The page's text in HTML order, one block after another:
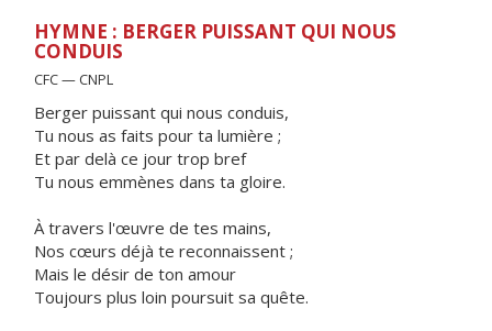
HYMNE : BERGER PUISSANT QUI NOUS
CONDUIS
CFC — CNPL
Berger puissant qui nous conduis,
Tu nous as faits pour ta lumière ;
Et par delà ce jour trop bref
Tu nous emmènes dans ta gloire.
À travers l'œuvre de tes mains,
Nos cœurs déjà te reconnaissent ;
Mais le désir de ton amour
Toujours plus loin poursuit sa quête.